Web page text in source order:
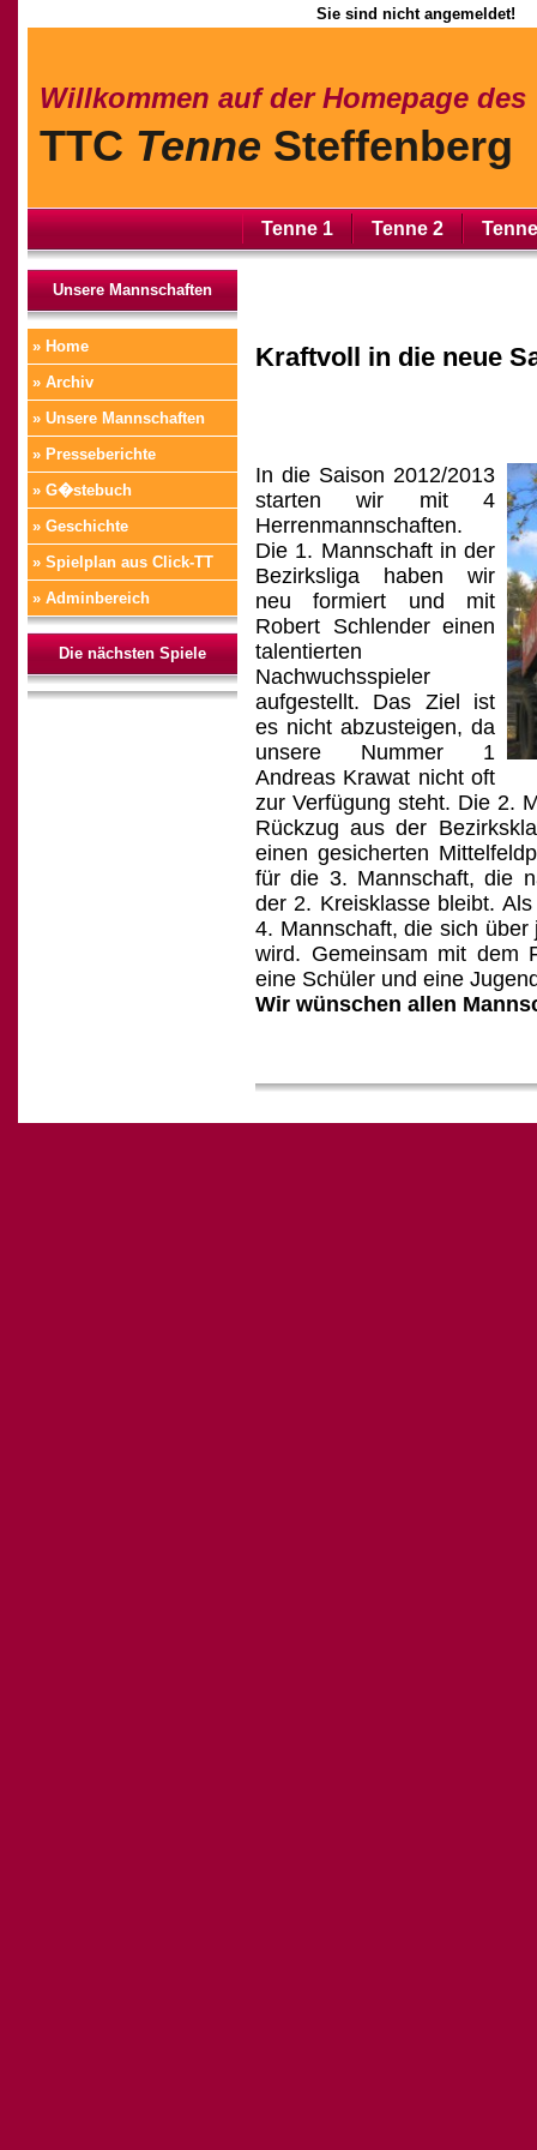
Sie sind nicht angemeldet!
Willkommen auf der Homepage des
TTC Tenne Steffenberg
Tenne 1 Tenne 2
Unsere Mannschaften
» Home
» Archiv
» Unsere Mannschaften
» Presseberichte
» G�stebuch
» Geschichte
» Spielplan aus Click-TT
» Adminbereich
Die nächsten Spiele
Kraftvoll in die neue
In die Saison 2012/2013
starten wir mit 4
Herrenmannschaften.
Die 1. Mannschaft in der
Bezirksliga haben wir
neu formiert und mit
Robert Schlender einen
talentierten
Nachwuchsspieler
aufgestellt. Das Ziel ist
es nicht abzusteigen, da
unsere Nummer 1
Andreas Krawat nicht oft
zur Verfügung steht. Die 2.
Rückzug aus der
einen gesicherten
für die 3. Mannschaft, die
der 2. Kreisklasse bleibt.
4. Mannschaft, die sich
wird. Gemeinsam mit dem
eine Schüler und eine
Wir wünschen allen